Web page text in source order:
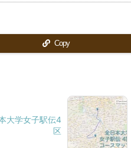
Copy
大学女子駅伝4
区